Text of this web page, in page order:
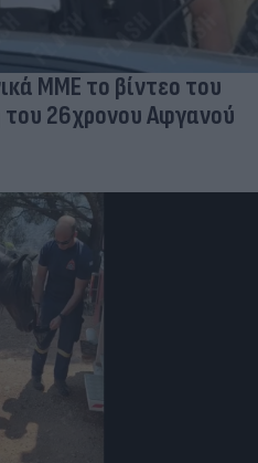
ΜΜΕ το βίντεο του
26χρονου Αφγανού